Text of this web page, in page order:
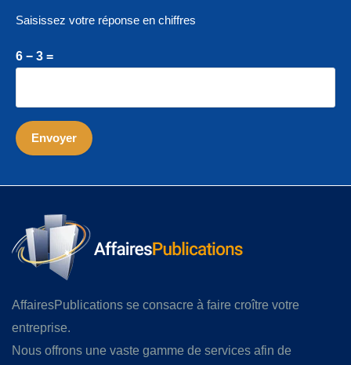
Saisissez votre réponse en chiffres
6 − 3 =
AffairesPublications se consacre à faire croître votre
entreprise.
Nous offrons une vaste gamme de services afin de